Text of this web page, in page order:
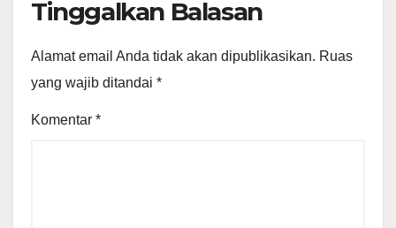
Tinggalkan Balasan
Alamat email Anda tidak akan dipublikasikan. Ruas
yang wajib ditandai *
Komentar *